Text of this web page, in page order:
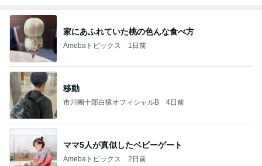
家にあふれていた桃の色んな食べ方
Amebaトピックス 1日前
移動
市川團十郎白猿オフィシャルB 4日前
ママ5人が真似したベビーゲート
Amebaトピックス 2日前